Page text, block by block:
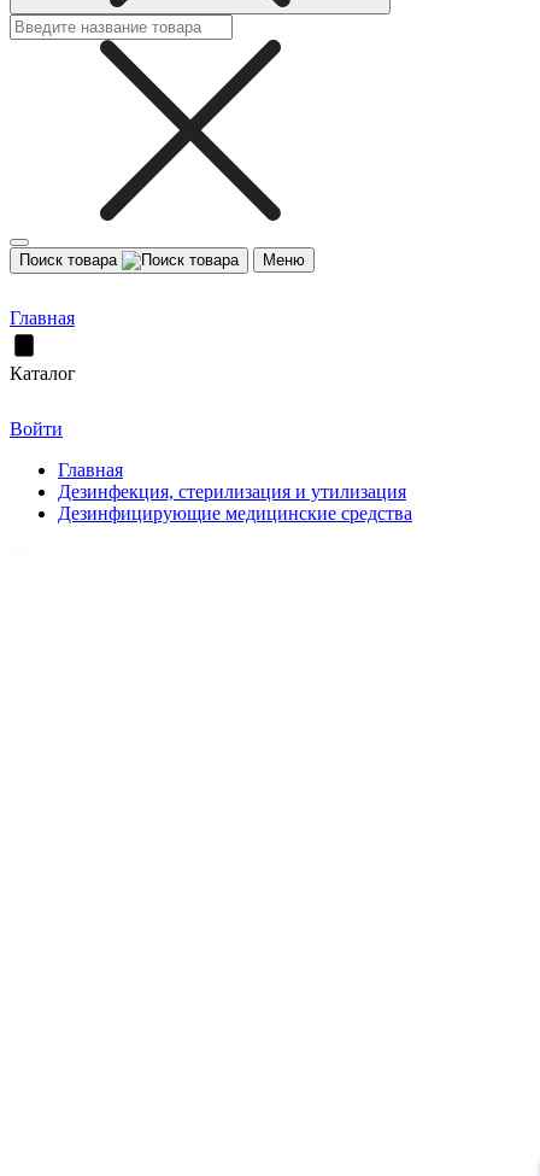
Поиск товара Меню
Главная
Каталог
Войти
Главная
Дезинфекция, стерилизация и утилизация
Дезинфицирующие медицинские средства